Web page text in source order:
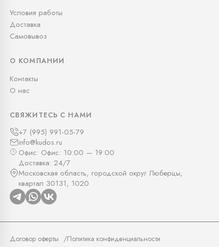
Условия работы
Доставка
Самовывоз
О КОМПАНИИ
Контакты
О нас
СВЯЖИТЕСЬ С НАМИ
+7 (995) 991-05-79
info@kudos.ru
Офис: Офис: 10:00 — 19:00
Доставка: 24/7
Московская область, городской округ Люберцы,
квартал 30131, 1020
Договор оферты Политика конфиденциальности